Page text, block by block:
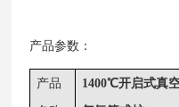
产品参数：
产品 1400℃开启式真